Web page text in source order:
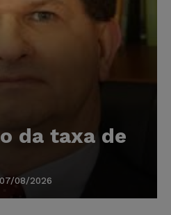
da taxa de
07/08/2026